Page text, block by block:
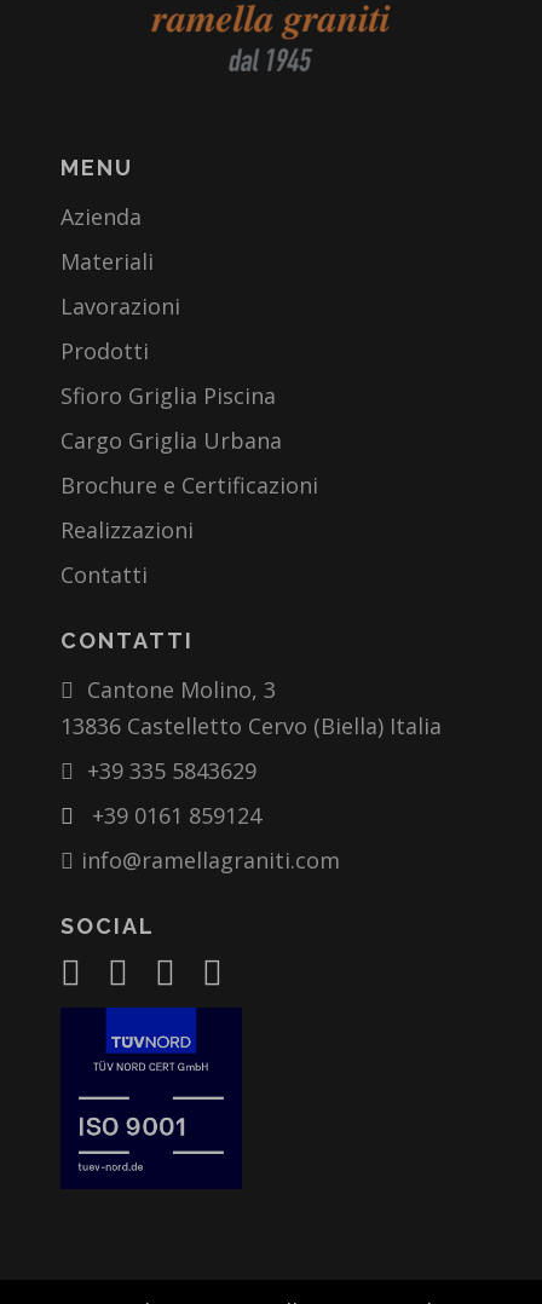
MENU
Azienda
Materiali
Lavorazioni
Prodotti
Sfioro Griglia Piscina
Cargo Griglia Urbana
Brochure e Certificazioni
Realizzazioni
Contatti
CONTATTI
Cantone Molino, 3
13836 Castelletto Cervo (Biella) Italia
+39 335 5843629
+39 0161 859124
info@ramellagraniti.com
SOCIAL